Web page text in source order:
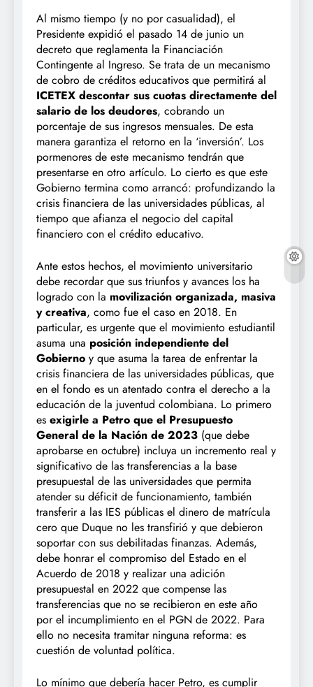
Al mismo tiempo (y no por casualidad), el
Presidente expidió el pasado 14 de junio un
decreto que reglamenta la Financiación
Contingente al Ingreso. Se trata de un mecanismo
de cobro de créditos educativos que permitirá al
ICETEX descontar sus cuotas directamente del
salario de los deudores, cobrando un
porcentaje de sus ingresos mensuales. De esta
manera garantiza el retorno en la ‘inversión’. Los
pormenores de este mecanismo tendrán que
presentarse en otro artículo. Lo cierto es que este
Gobierno termina como arrancó: profundizando la
crisis financiera de las universidades públicas, al
tiempo que afianza el negocio del capital
financiero con el crédito educativo.
Ante estos hechos, el movimiento universitario
debe recordar que sus triunfos y avances los ha
logrado con la movilización organizada, masiva
y creativa, como fue el caso en 2018. En
particular, es urgente que el movimiento estudiantil
asuma una posición independiente del
Gobierno y que asuma la tarea de enfrentar la
crisis financiera de las universidades públicas, que
en el fondo es un atentado contra el derecho a la
educación de la juventud colombiana. Lo primero
es exigirle a Petro que el Presupuesto
General de la Nación de 2023 (que debe
aprobarse en octubre) incluya un incremento real y
significativo de las transferencias a la base
presupuestal de las universidades que permita
atender su déficit de funcionamiento, también
transferir a las IES públicas el dinero de matrícula
cero que Duque no les transfirió y que debieron
soportar con sus debilitadas finanzas. Además,
debe honrar el compromiso del Estado en el
Acuerdo de 2018 y realizar una adición
presupuestal en 2022 que compense las
transferencias que no se recibieron en este año
por el incumplimiento en el PGN de 2022. Para
ello no necesita tramitar ninguna reforma: es
cuestión de voluntad política.
Lo mínimo que debería hacer Petro, es cumplir